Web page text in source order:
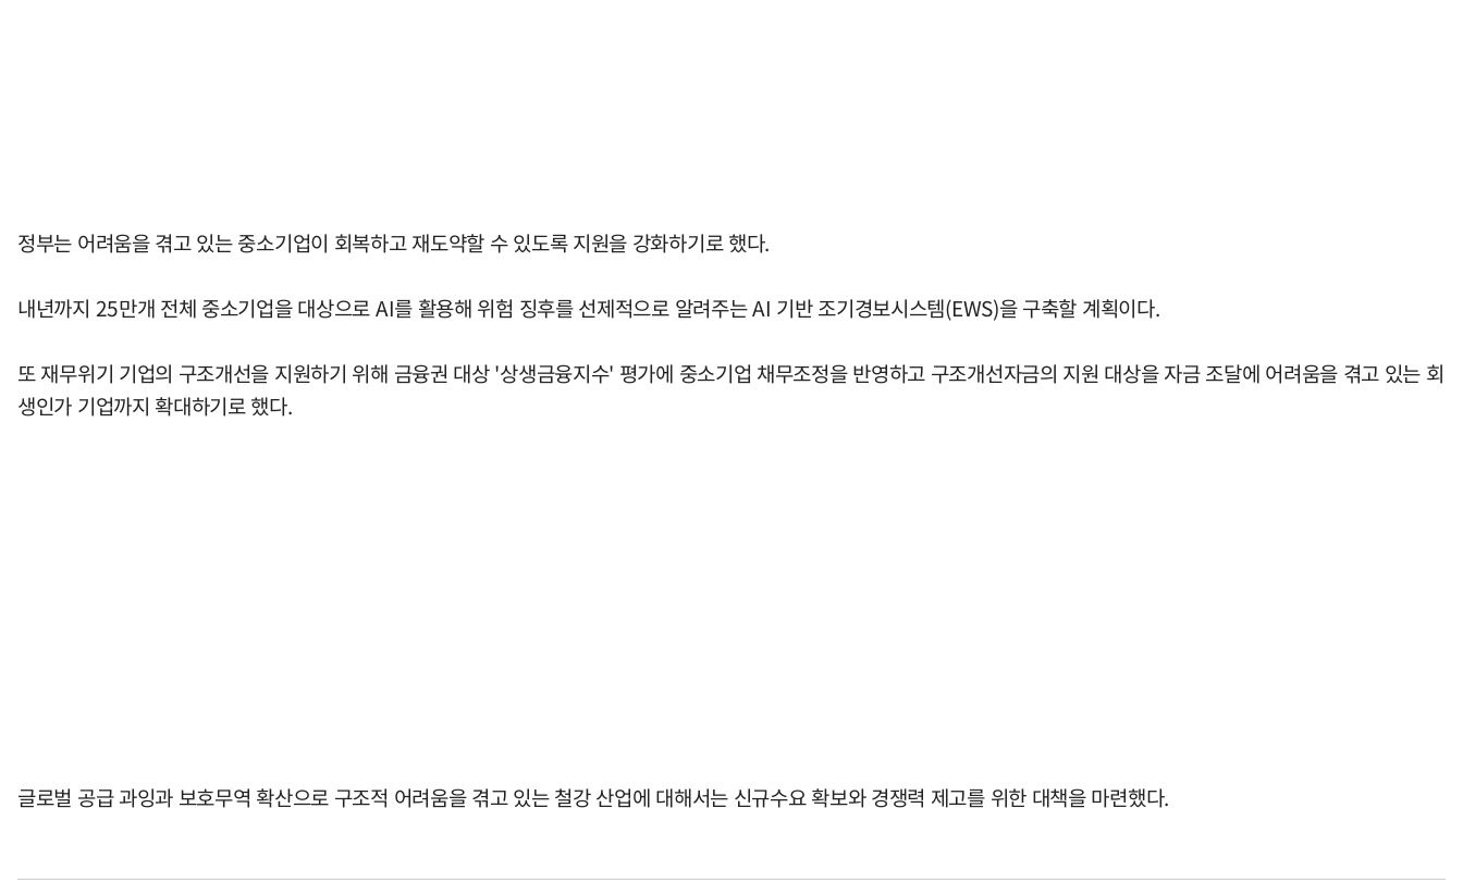
정부는 어려움을 겪고 있는 중소기업이 회복하고 재도약할 수 있도록 지원을 강화하기로 했다.
내년까지 25만개 전체 중소기업을 대상으로 AI를 활용해 위험 징후를 선제적으로 알려주는 AI 기반 조기경보시스템(EWS)을 구축할 계획이다.
또 재무위기 기업의 구조개선을 지원하기 위해 금융권 대상 '상생금융지수' 평가에 중소기업 채무조정을 반영하고 구조개선자금의 지원 대상을 자금 조달에 어려움을 겪고 있는 회
생인가 기업까지 확대하기로 했다.
글로벌 공급 과잉과 보호무역 확산으로 구조적 어려움을 겪고 있는 철강 산업에 대해서는 신규수요 확보와 경쟁력 제고를 위한 대책을 마련했다.